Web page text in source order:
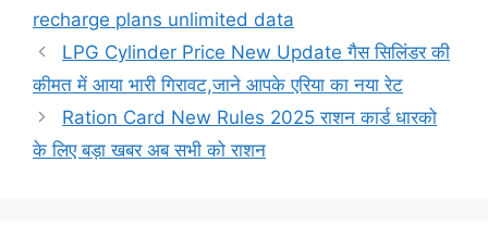
recharge plans unlimited data
LPG Cylinder Price New Update गैस सिलिंडर की
कीमत में आया भारी गिरावट,जाने आपके एरिया का नया रेट
Ration Card New Rules 2025 राशन कार्ड धारको
के लिए बड़ा खबर अब सभी को राशन